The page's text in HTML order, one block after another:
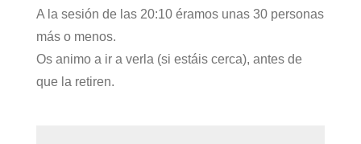
A la sesión de las 20:10 éramos unas 30 personas
más o menos.
Os animo a ir a verla (si estáis cerca), antes de
que la retiren.